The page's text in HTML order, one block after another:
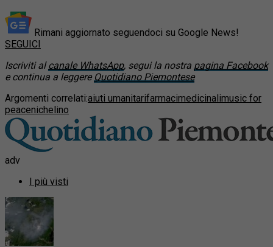
Rimani aggiornato seguendoci su Google News!
SEGUICI
Iscriviti alcanale WhatsApp, segui la nostra pagina Facebook
e continua a leggere Quotidiano Piemontese
Argomenti correlati:aiuti umanitarifarmacimedicinalimusic for
peacenichelino
adv
I più visti